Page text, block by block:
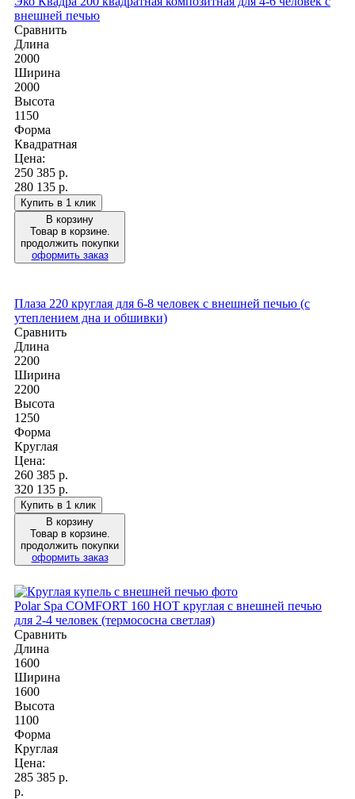
внешней печью
Сравнить
Длина
2000
Ширина
2000
Высота
1150
Форма
Квадратная
Цена:
250 385 р.
280 135 р.
Купить в 1 клик
В корзину
Товар в корзине.
продолжить покупки
оформить заказ
Плаза 220 круглая для 6-8 человек с внешней печью (с
утеплением дна и обшивки)
Сравнить
Длина
2200
Ширина
2200
Высота
1250
Форма
Круглая
Цена:
260 385 р.
320 135 р.
Купить в 1 клик
В корзину
Товар в корзине.
продолжить покупки
оформить заказ
Polar Spa COMFORT 160 HOT круглая с внешней печью
для 2-4 человек (термососна светлая)
Сравнить
Длина
1600
Ширина
1600
Высота
1100
Форма
Круглая
Цена:
285 385 р.
р.